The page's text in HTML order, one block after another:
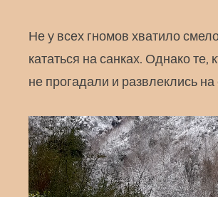
Не у всех гномов хватило
кататься на санках. Однако те,
не прогадали и развлеклись на